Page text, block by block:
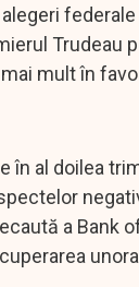
Trudeau
mult în
în al doilea
a Bank